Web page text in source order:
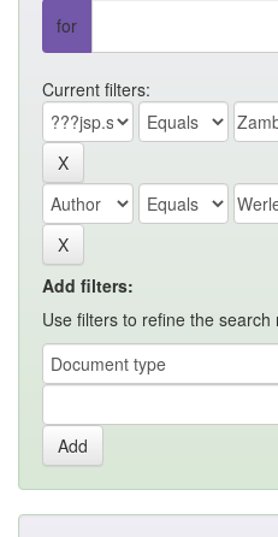
for
Current filters:
Add filters:
Use filters to refine the search